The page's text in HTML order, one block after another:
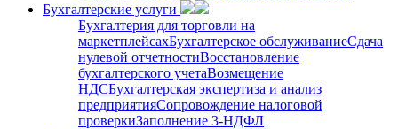
Бухгалтерские услуги
Бухгалтерия для торговли на
маркетплейсахБухгалтерское обслуживаниеСдача
нулевой отчетностиВосстановление
бухгалтерского учетаВозмещение
НДСБухгалтерская экспертиза и анализ
предприятияСопровождение налоговой
проверкиЗаполнение 3-НДФЛ